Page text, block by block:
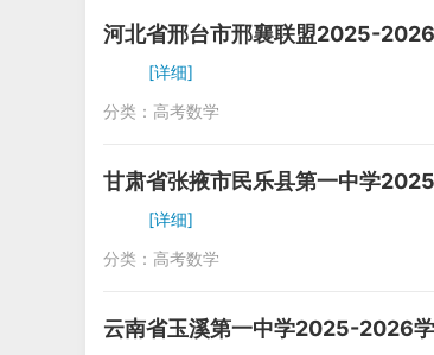
河北省邢台市邢襄联盟2025-
[详细]
分类： 高考数学
甘肃省张掖市民乐县第一中学
[详细]
分类： 高考数学
云南省玉溪第一中学2025-2026